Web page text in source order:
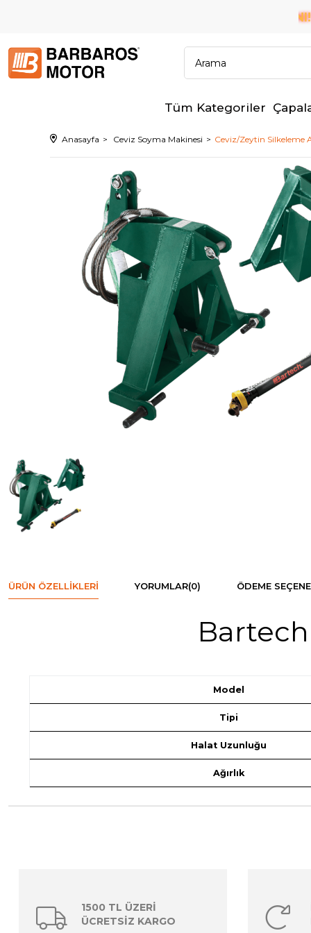
✨
Tüm Kategoriler
Anasayfa Ceviz Soyma Makinesi Ceviz/Zeytin Silkeleme
ÜRÜN ÖZELLIKLERI YORUMLAR(0) ÖDEME
Model
Tipi
Halat Uzunluğu
Ağırlık
1500 TL ÜZERİ
ÜCRETSİZ KARGO